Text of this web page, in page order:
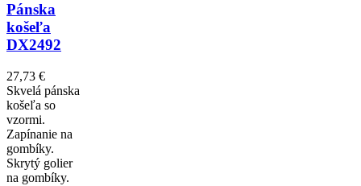
Pánska
košeľa
DX2492
27,73 €
Skvelá pánska
košeľa so
vzormi.
Zapínanie na
gombíky.
Skrytý golier
na gombíky.